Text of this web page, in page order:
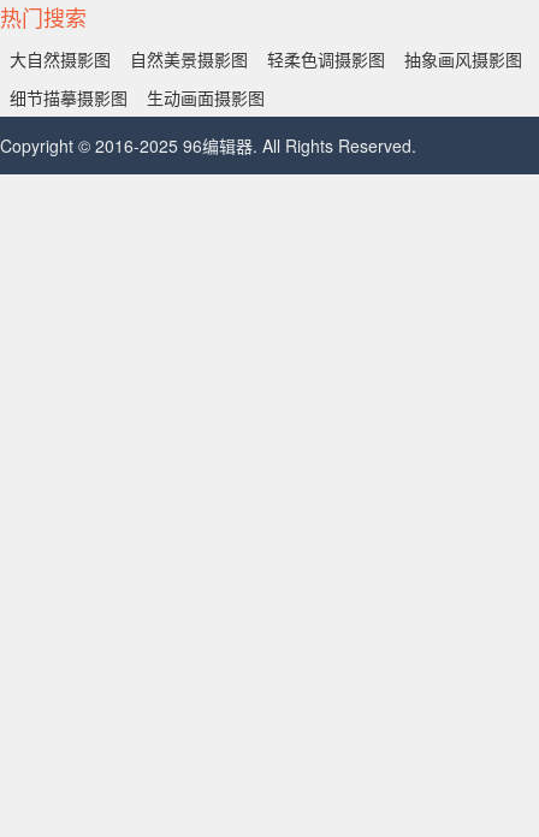
热门搜索
大自然摄影图 自然美景摄影图 轻柔色调摄影图
抽象画风摄影图
细节描摹摄影图
生动画面摄影图
Copyright © 2016-2025 96编辑器. All Rights Reserved.